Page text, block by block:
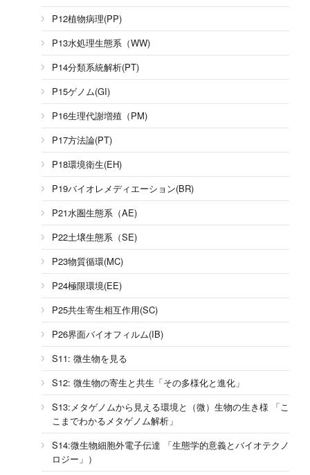
P12植物病理(PP)
P13水処理生態系（WW)
P14分類系統解析(PT)
P15ゲノム(GI)
P16生理代謝増殖（PM)
P17方法論(PT)
P18環境衛生(EH)
P19バイオレメディエーション(BR)
P21水圏生態系（AE)
P22土壌生態系（SE)
P23物質循環(MC)
P24極限環境(EE)
P25共生寄生相互作用(SC)
P26界面バイオフィルム(IB)
S11: 微生物を見る
S12: 微生物の寄生と共生「その多様化と進化」
S13:メタゲノムから見える環境と（微）生物の生き様 「こ
こまでわかるメタゲノム解析」
S14:微生物細胞外電子伝達 「生態学的意義とバイオテクノ
ロジー」）